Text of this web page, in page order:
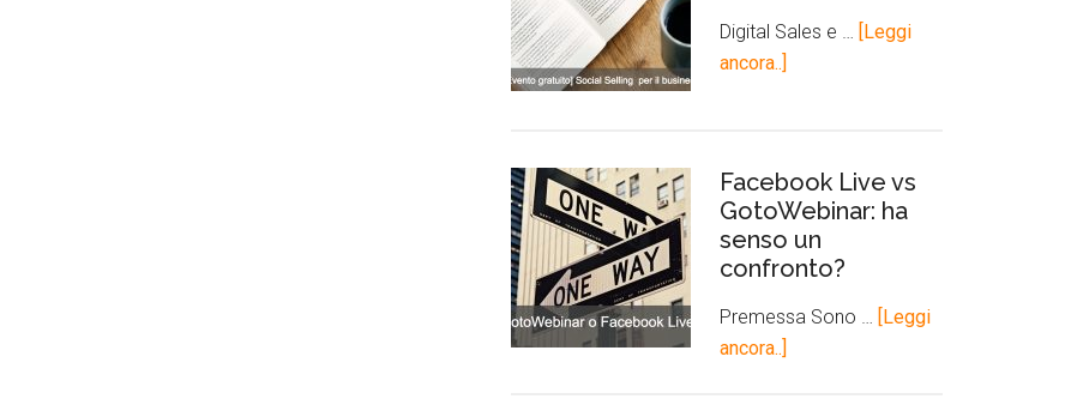
Digital Sales e …
[Leggi
ancora..]
Facebook Live vs
GotoWebinar: ha
senso un
confronto?
Premessa Sono …
[Leggi
ancora..]